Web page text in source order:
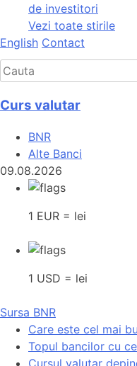
de investitori
Vezi toate stirile
English Contact
Curs valutar
BNR
Alte Banci
09.08.2026
1 EUR = lei
1 USD = lei
Sursa BNR
Care este cel mai
Topul bancilor cu